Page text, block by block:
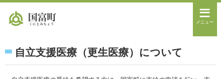
メニュー
自立支援医療（更生医療）について